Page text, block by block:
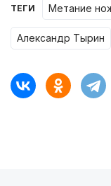
ТЕГИ метание
Александр Тырин